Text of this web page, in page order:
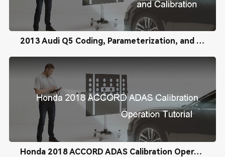
2013 Audi Q5 Coding, Parameterization, and Calibration
Honda 2018 ACCORD ADAS Calibration Operation Tutorial